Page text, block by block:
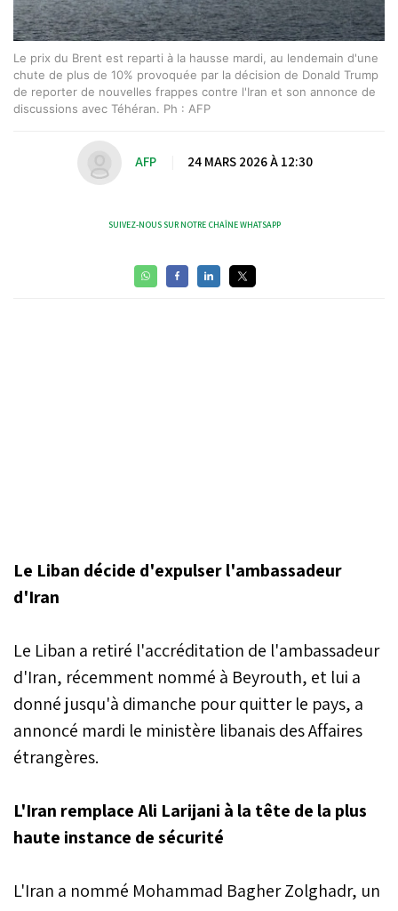
Le prix du Brent est reparti à la hausse mardi, au lendemain d'une
chute de plus de 10% provoquée par la décision de Donald Trump
de reporter de nouvelles frappes contre l'Iran et son annonce de
discussions avec Téhéran. Ph : AFP
AFP 24 MARS 2026 À 12:30
SUIVEZ-NOUS SUR NOTRE CHAÎNE WHATSAPP
Le Liban décide d'expulser l'ambassadeur
d'Iran
Le Liban a retiré l'accréditation de l'ambassadeur
d'Iran, récemment nommé à Beyrouth, et lui a
donné jusqu'à dimanche pour quitter le pays, a
annoncé mardi le ministère libanais des Affaires
étrangères.
L'Iran remplace Ali Larijani à la tête de la plus
haute instance de sécurité
L'Iran a nommé Mohammad Bagher Zolghadr, un